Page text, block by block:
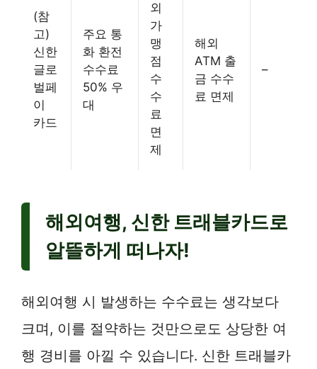
(참
고)
신한
글로
벌페
이
카드
주요 통
화 환전
수수료
50% 우
대
외
가
맹
점
수
수
료
면
제
해외
ATM 출
금 수수
료 면제
–
해외여행, 신한 트래블카드로
알뜰하게 떠나자!
해외여행 시 발생하는 수수료는 생각보다
크며, 이를 절약하는 것만으로도 상당한 여
행 경비를 아낄 수 있습니다. 신한 트래블카